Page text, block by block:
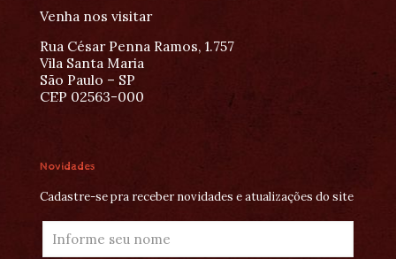
Venha nos visitar
Rua César Penna Ramos, 1.757
Vila Santa Maria
São Paulo – SP
CEP 02563-000
Novidades
Cadastre-se pra receber novidades e atualizações do site